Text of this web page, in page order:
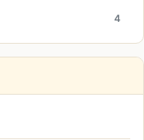
4